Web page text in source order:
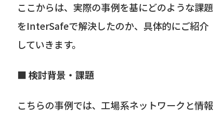
ここからは、実際の事例を基にどのような課題
をInterSafeで解決したのか、具体的にご紹介
していきます。
■検討背景・課題
こちらの事例では、工場系ネットワークと情報